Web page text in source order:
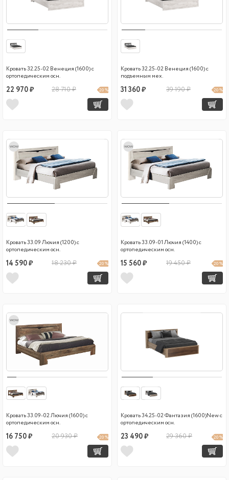
Кровать 32.25-02 Венеция (1600) с
ортопедическим осн.
22 970 ₽ 28 710 ₽ 20 %
Кровать 32.25-02 Венеция (1600) с
подъемным мех.
31 360 ₽ 39 190 ₽ 20 %
wow
Кровать 33.09 Лючия (1200) с
ортопедическим осн.
14 590 ₽ 18 230 ₽ 20 %
wow
Кровать 33.09-01 Лючия (1400) с
ортопедическим осн.
15 560 ₽ 19 450 ₽ 20 %
wow
Кровать 33.09-02 Лючия (1600) с
ортопедическим осн.
16 750 ₽ 20 930 ₽ 20 %
Кровать 34.25-02 Фантазия (1600)New с
ортопедическим осн.
23 490 ₽ 29 360 ₽ 20 %